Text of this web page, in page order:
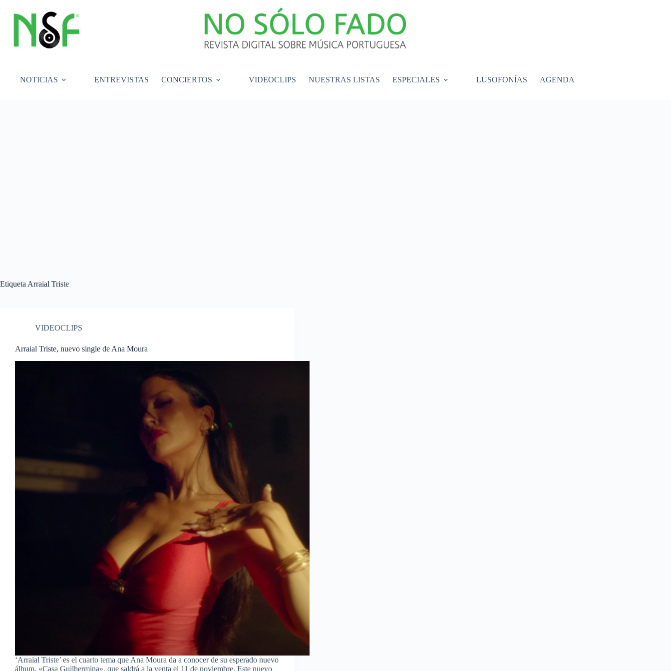
contenido
NOTICIAS ENTREVISTAS CONCIERTOS VIDEOCLIPS NUESTRAS LISTAS ESPECIALES LUSOFONÍAS AGENDA
Etiqueta Arraial Triste
VIDEOCLIPS
Arraial Triste, nuevo single de Ana Moura
‘Arraial Triste’ es el cuarto tema que Ana Moura da a conocer de su esperado nuevo
álbum, «Casa Guilhermina», que saldrá a la venta el 11 de noviembre. Este nuevo